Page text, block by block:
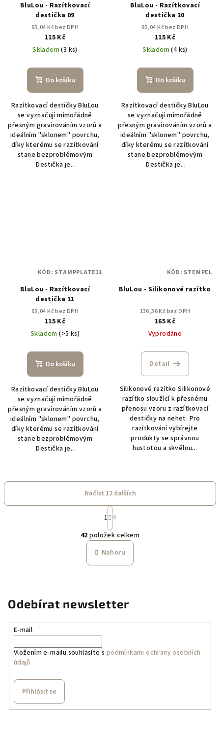
BluLou - Razítkovací
destička 09
95,04 Kč bez DPH
115 Kč
Skladem(3 ks)
Do košíku
Razítkovací destičky BluLou
se vyznačují mimořádně
přesným gravírováním vzorů a
ideálním "sklonem" povrchu,
díky kterému se razítkování
stane bezproblémovým
Destička je...
BluLou - Razítkovací
destička 10
95,04 Kč bez DPH
115 Kč
Skladem(4 ks)
Do košíku
Razítkovací destičky BluLou
se vyznačují mimořádně
přesným gravírováním vzorů a
ideálním "sklonem" povrchu,
díky kterému se razítkování
stane bezproblémovým
Destička je...
BluLou - Razítkovací
destička 11
95,04 Kč bez DPH
115 Kč
Skladem(>5 ks)
Do košíku
Razítkovací destičky BluLou
se vyznačují mimořádně
přesným gravírováním vzorů a
ideálním "sklonem" povrchu,
díky kterému se razítkování
stane bezproblémovým
Destička je...
KÓD: STAMPPLATE11
BluLou - Silikonové razítko
136,36 Kč bez DPH
165 Kč
Vyprodáno
Detail
Silikonové razítko Silikonové
razítko sloužící k přesnému
přenosu vzoru z razítkovací
destičky na nehet. Pro
razítkování vybírejte
produkty se správnou
hustotou a skvělou...
KÓD: STEMPEL
O
v
l
í
k
i
Načíst 12 dalších
S
t
r
á
n
k
o
í
1 4
42 položek celkem
Nahoru
Odebírat newsletter
E-mail
Vložením e-mailu souhlasíte s podmínkami ochrany osobních
údajů
Přihlásit se